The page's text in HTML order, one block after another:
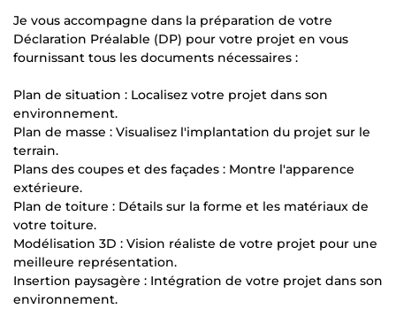
Je vous accompagne dans la préparation de votre
Déclaration Préalable (DP) pour votre projet en vous
fournissant tous les documents nécessaires :
Plan de situation : Localisez votre projet dans son
environnement.
Plan de masse : Visualisez l'implantation du projet sur le
terrain.
Plans des coupes et des façades : Montre l'apparence
extérieure.
Plan de toiture : Détails sur la forme et les matériaux de
votre toiture.
Modélisation 3D : Vision réaliste de votre projet pour une
meilleure représentation.
Insertion paysagère : Intégration de votre projet dans son
environnement.